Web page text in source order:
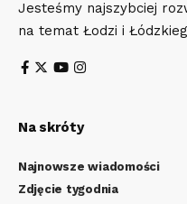
Jesteśmy najszybciej
na temat Łodzi i
Na skróty
Najnowsze wiadomości
Zdjęcie tygodnia